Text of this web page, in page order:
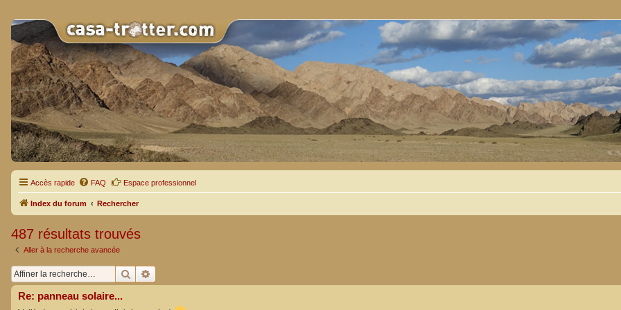
Accès rapide FAQ Espace professionnel
Index du forum Rechercher
487 résultats trouvés
Aller à la recherche avancée
Rechercher
Re: panneau solaire...